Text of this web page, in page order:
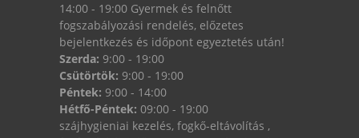
14:00 - 19:00 Gyermek és felnőtt
fogszabályozási rendelés, előzetes
bejelentkezés és időpont egyeztetés után!
Szerda: 9:00 - 19:00
Csütörtök: 9:00 - 19:00
Péntek: 9:00 - 14:00
Hétfő-Péntek: 09:00 - 19:00
szájhygieniai kezelés, fogkő-eltávolítás ,